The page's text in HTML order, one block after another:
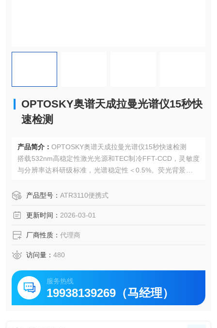
OPTOSKY奥谱天成拉曼光谱仪15秒快
速检测
产品简介： OPTOSKY奥谱天成拉曼光谱仪15秒快速检测
搭载532nm高稳定性激光光源和TEC制冷FFT-CCD，灵敏度
与分辨率达科研级标准，光谱稳定性＜0.5%。荧光背景消除
清晰捕获拉曼信号。
产品型号： ATR3110便携式
更新时间： 2026-03-01
厂商性质： 代理商
访问量： 480
服务热线
19938139269（马经理）